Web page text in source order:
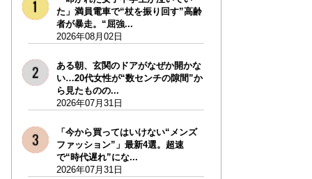
た」満員電車で“杖を振り回す”高齢
者が暴走。“屈強...
2026年08月02日
ある朝、玄関のドアがなぜか開かな
い…20代女性が“数センチの隙間”か
ら見たものの...
2026年07月31日
「今から買ってはいけない“メンズ
ファッション”」最新4選。超速
で“時代遅れ”にな...
2026年07月31日